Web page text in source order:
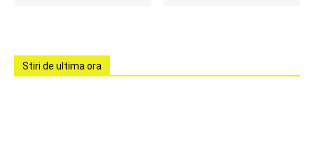
Stiri de ultima ora